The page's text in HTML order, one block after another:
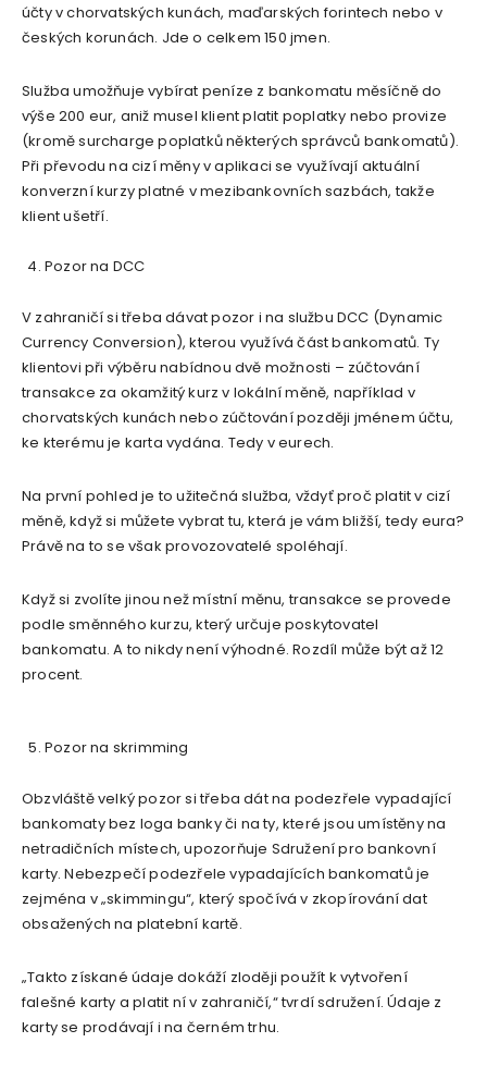
účty v chorvatských kunách, maďarských forintech nebo v
českých korunách. Jde o celkem 150 jmen.
Služba umožňuje vybírat peníze z bankomatu měsíčně do
výše 200 eur, aniž musel klient platit poplatky nebo provize
(kromě surcharge poplatků některých správců bankomatů).
Při převodu na cizí měny v aplikaci se využívají aktuální
konverzní kurzy platné v mezibankovních sazbách, takže
klient ušetří.
Pozor na DCC
V zahraničí si třeba dávat pozor i na službu DCC (Dynamic
Currency Conversion), kterou využívá část bankomatů. Ty
klientovi při výběru nabídnou dvě možnosti – zúčtování
transakce za okamžitý kurz v lokální měně, například v
chorvatských kunách nebo zúčtování později jménem účtu,
ke kterému je karta vydána. Tedy v eurech.
Na první pohled je to užitečná služba, vždyť proč platit v cizí
měně, když si můžete vybrat tu, která je vám bližší, tedy eura?
Právě na to se však provozovatelé spoléhají.
Když si zvolíte jinou než místní měnu, transakce se provede
podle směnného kurzu, který určuje poskytovatel
bankomatu. A to nikdy není výhodné. Rozdíl může být až 12
procent.
Pozor na skrimming
Obzvláště velký pozor si třeba dát na podezřele vypadající
bankomaty bez loga banky či na ty, které jsou umístěny na
netradičních místech, upozorňuje Sdružení pro bankovní
karty. Nebezpečí podezřele vypadajících bankomatů je
zejména v „skimmingu“, který spočívá v zkopírování dat
obsažených na platební kartě.
„Takto získané údaje dokáží zloději použít k vytvoření
falešné karty a platit ní v zahraničí,“ tvrdí sdružení. Údaje z
karty se prodávají i na černém trhu.